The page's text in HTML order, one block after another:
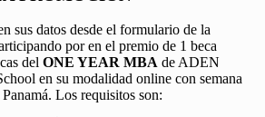
sus datos desde el formulario de la
por en el premio de 1 beca
del ONE YEAR MBA de ADEN
en su modalidad online con semana
Los requisitos son: